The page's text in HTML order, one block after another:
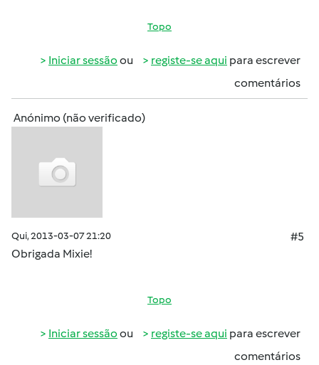
Topo
Iniciar sessão ou registe-se aqui para escrever
comentários
Anónimo (não verificado)
Qui, 2013-03-07 21:20
#5
Obrigada Mixie!
Topo
Iniciar sessão ou registe-se aqui para escrever
comentários